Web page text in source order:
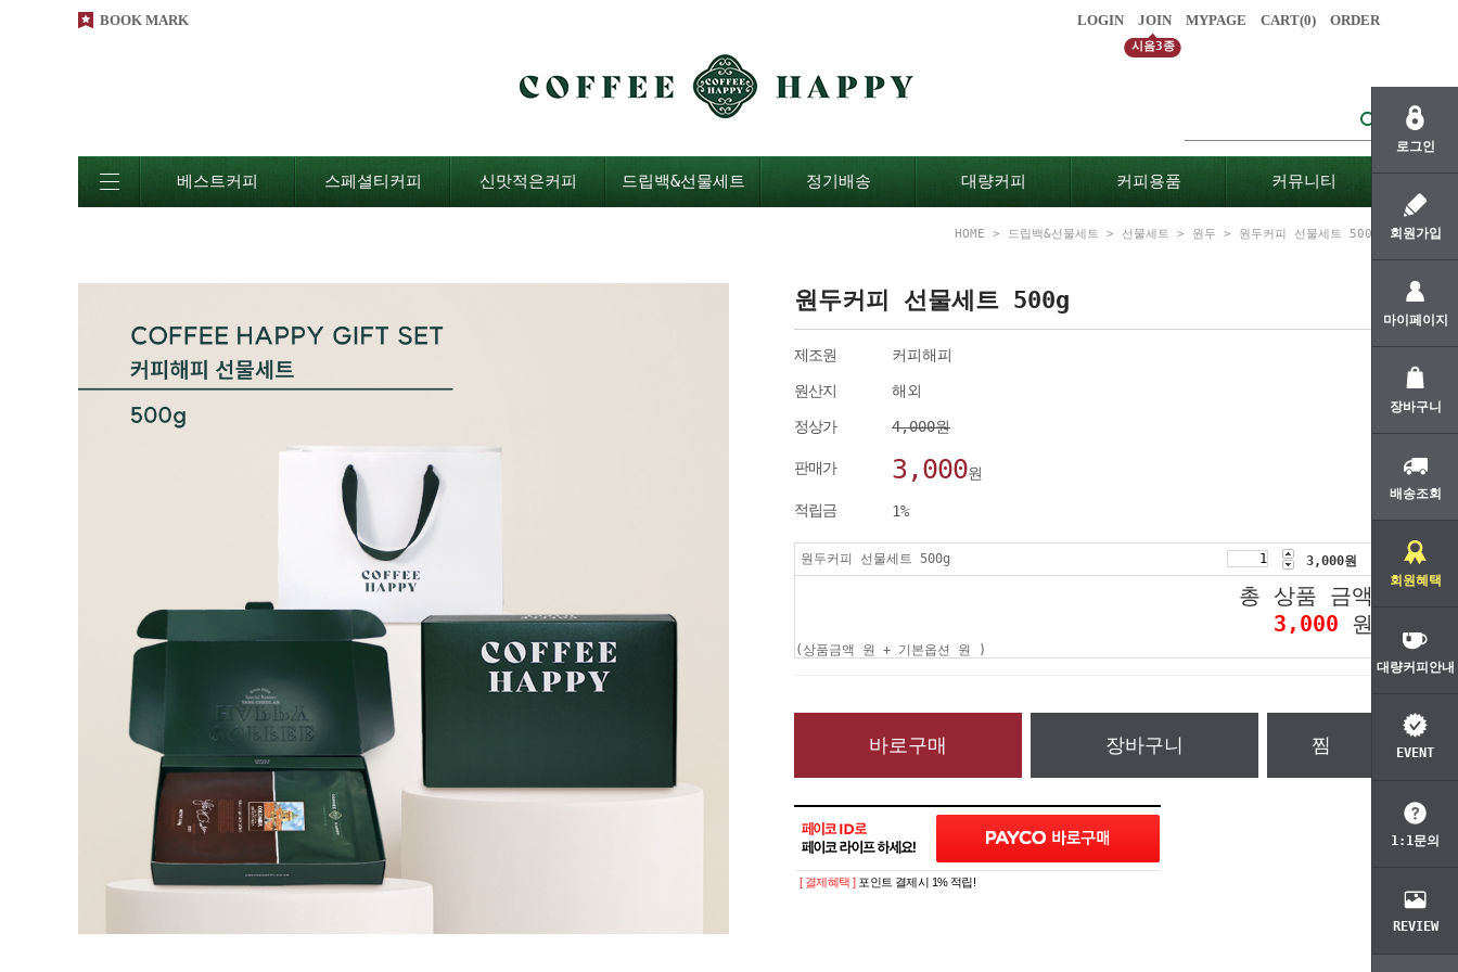
로그인
회원가입
마이페이지
장바구니
배송조회
회원혜택
대량커피안내
EVENT
1:1문의
REVIEW
BOOK MARK LOGIN JOIN
시음3종
MYPAGE CART(0) ORDER
베스트커피 스페셜티커피 신맛적은커피 드립백&선물세트 정기배송 대량커피 커피용품 커뮤니티
HOME > 드립백&선물세트 > 선물세트 > 원두 > 원두커피 선물세트 500g
원두커피 선물세트 500g
제조원 커피해피
원산지 해외
정상가 4,000원
판매가 3,000원
적립금 1%
원두커피 선물세트 500g 3,000원
총 상품 금액
3,000 원
(상품금액 원 + 기본옵션 원 )
바로구매 장바구니 찜
[ 결제혜택 ] 포인트 결제시 1% 적립!